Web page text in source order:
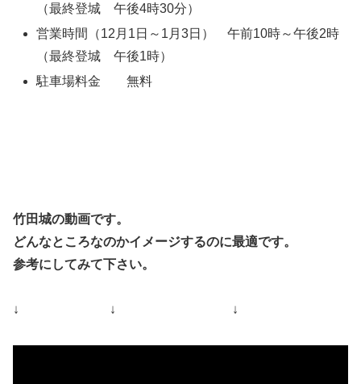
（最終登城 午後4時30分）
営業時間（12月1日～1月3日） 午前10時～午後2時
（最終登城 午後1時）
駐車場料金 無料
竹田城の動画です。
どんなところなのかイメージするのに最適です。
参考にしてみて下さい。
↓ ↓ ↓